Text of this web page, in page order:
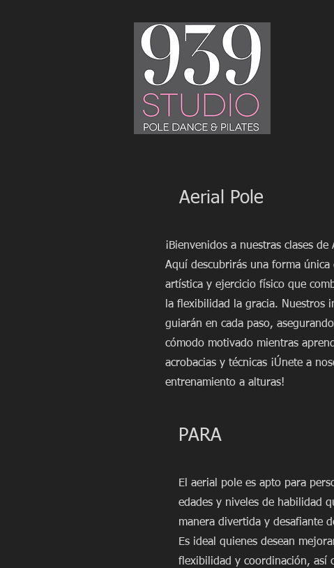
Aerial Pole
¡Bienvenidos a nuestras clases de
Aquí descubrirás una forma única
artística y ejercicio físico que
la flexibilidad la gracia. Nuestros
guiarán en cada paso,
cómodo motivado mientras
acrobacias y técnicas ¡Únete a
entrenamiento a alturas!
PARA
El aerial pole es apto para
edades y niveles de habilidad
manera divertida y desafiante
Es ideal quienes desean
flexibilidad y coordinación, así